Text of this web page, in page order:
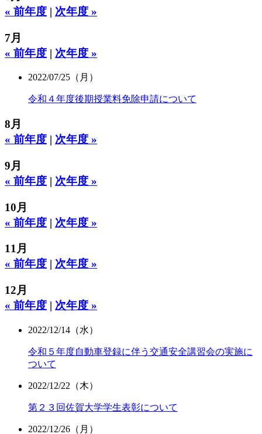
« 前年度 | 次年度 »
7月
« 前年度 | 次年度 »
2022/07/25（月）
令和４年度後期授業料免除申請について
8月
« 前年度 | 次年度 »
9月
« 前年度 | 次年度 »
10月
« 前年度 | 次年度 »
11月
« 前年度 | 次年度 »
12月
« 前年度 | 次年度 »
2022/12/14（水）
令和５年度自動車登録に伴う交通安全講習会の実施に
ついて
2022/12/22（木）
第２３回佐賀大学学生表彰について
2022/12/26（月）